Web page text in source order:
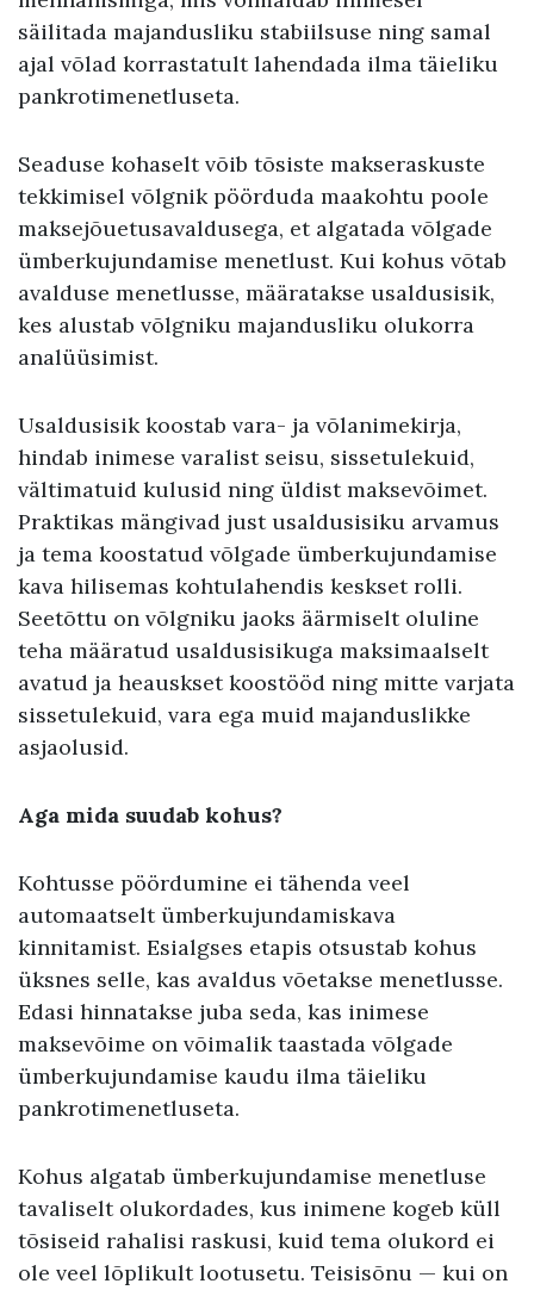
säilitada majandusliku stabiilsuse ning samal
ajal võlad korrastatult lahendada ilma täieliku
pankrotimenetluseta.
Seaduse kohaselt võib tõsiste makseraskuste
tekkimisel võlgnik pöörduda maakohtu poole
maksejõuetusavaldusega, et algatada võlgade
ümberkujundamise menetlust. Kui kohus võtab
avalduse menetlusse, määratakse usaldusisik,
kes alustab võlgniku majandusliku olukorra
analüüsimist.
Usaldusisik koostab vara- ja võlanimekirja,
hindab inimese varalist seisu, sissetulekuid,
vältimatuid kulusid ning üldist maksevõimet.
Praktikas mängivad just usaldusisiku arvamus
ja tema koostatud võlgade ümberkujundamise
kava hilisemas kohtulahendis keskset rolli.
Seetõttu on võlgniku jaoks äärmiselt oluline
teha määratud usaldusisikuga maksimaalselt
avatud ja heauskset koostööd ning mitte varjata
sissetulekuid, vara ega muid majanduslikke
asjaolusid.
Aga mida suudab kohus?
Kohtusse pöördumine ei tähenda veel
automaatselt ümberkujundamiskava
kinnitamist. Esialgses etapis otsustab kohus
üksnes selle, kas avaldus võetakse menetlusse.
Edasi hinnatakse juba seda, kas inimese
maksevõime on võimalik taastada võlgade
ümberkujundamise kaudu ilma täieliku
pankrotimenetluseta.
Kohus algatab ümberkujundamise menetluse
tavaliselt olukordades, kus inimene kogeb küll
tõsiseid rahalisi raskusi, kuid tema olukord ei
ole veel lõplikult lootusetu. Teisisõnu — kui on